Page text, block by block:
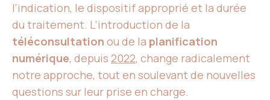
l’indication, le dispositif approprié et la durée
du traitement. L’introduction de la
téléconsultation ou de la planification
numérique, depuis 2022, change radicalement
notre approche, tout en soulevant de nouvelles
questions sur leur prise en charge.